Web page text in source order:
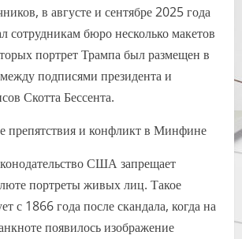
в августе и сентябре 2025 года
сотрудникам бюро несколько макетов
портрет Трампа был размещен в
подписями президента и
Скотта Бессента.
препятствия и конфликт в Минфине
США запрещает
портреты живых лиц. Такое
с 1866 года после скандала, когда на
появилось изображение